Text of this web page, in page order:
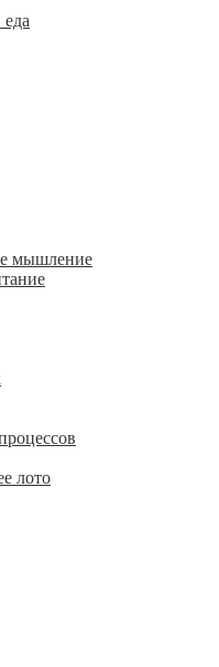
мышление
лото